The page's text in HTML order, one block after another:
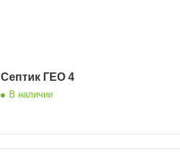
Септик ГЕО 4
В наличии